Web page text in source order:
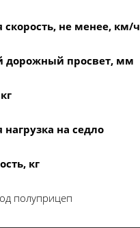
не менее, км/ч
просвет, мм
на седло
кг
полуприцеп